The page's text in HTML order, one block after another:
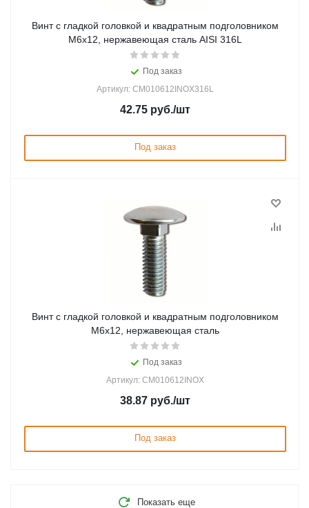
Винт с гладкой головкой и квадратным подголовником
М6х12, нержавеющая сталь AISI 316L
Под заказ
Артикул: CM010612INOX316L
42.75 руб./шт
Под заказ
Винт с гладкой головкой и квадратным подголовником
М6х12, нержавеющая сталь
Под заказ
Артикул: CM010612INOX
38.87 руб./шт
Под заказ
Показать еще